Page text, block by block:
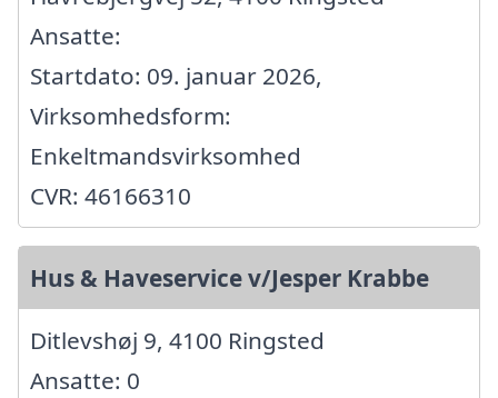
Ansatte:
Startdato: 09. januar 2026,
Virksomhedsform:
Enkeltmandsvirksomhed
CVR: 46166310
Hus & Haveservice v/Jesper Krabbe
Ditlevshøj 9, 4100 Ringsted
Ansatte: 0